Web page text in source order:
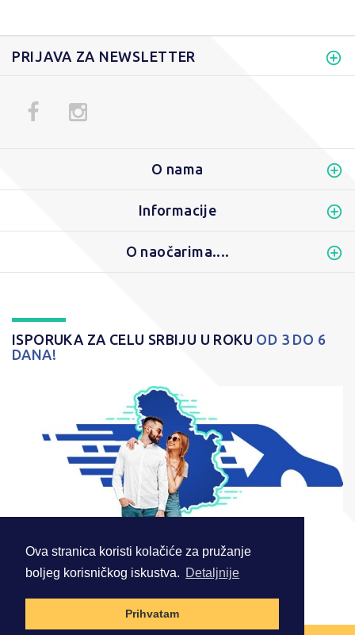
Ova stranica koristi kolačiće za pružanje
boljeg korisničkog iskustva. Detaljnije
Prihvatam
PRIJAVA ZA NEWSLETTER
O nama
Informacije
O naočarima....
ISPORUKA ZA CELU SRBIJU U ROKU OD 3 DO 6
DANA!
© 2026 . Sva prava zadržana.